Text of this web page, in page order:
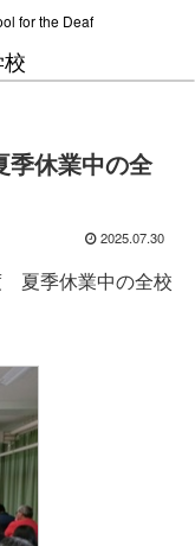
for the Deaf
休業中の全
2025.07.30
夏季休業中の全校